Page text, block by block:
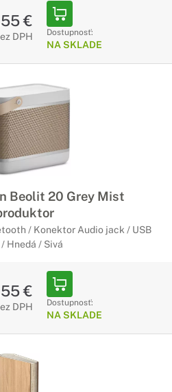
€
DPH Dostupnosť:
NA SKLADE
Beolit 20 Grey Mist
/ Konektor Audio jack / USB
/ Hnedá / Sivá
€
DPH Dostupnosť:
NA SKLADE